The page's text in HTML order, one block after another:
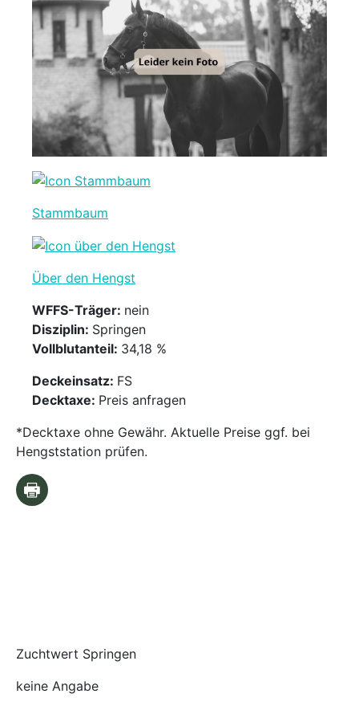
Stammbaum
Über den Hengst
WFFS-Träger: nein
Disziplin: Springen
Vollblutanteil: 34,18 %
Deckeinsatz: FS
Decktaxe: Preis anfragen
*Decktaxe ohne Gewähr. Aktuelle Preise ggf. bei
Hengststation prüfen.
Zuchtwert Springen
keine Angabe